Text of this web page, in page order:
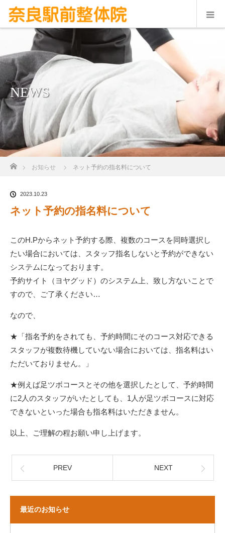
NEWS
ホーム
お知らせ ネット予約の指名料について
2023.10.23
ネット予約の指名料について
このH.Pからネット予約する際、複数のコースを同時選択し
たい場合においては、スタッフ指名しないと予約ができない
システムになっております。
予約サイト（ヨヤグッド）のシステム上、致し方ないことで
すので、ご了承ください…
なので、
★「指名予約をされても、予約時間にそのコース対応できる
スタッフが複数待機していない場合においては、指名料はい
ただいておりません。」
★例えば足ツボコースとその他を選択したとして、予約時間
に2人のスタッフがいたとしても、1人が足ツボコースに対応
できないといった場合も指名料はいただきません。
以上、ご理解の程お願い申し上げます。
PREV NEXT
最近のお知らせ